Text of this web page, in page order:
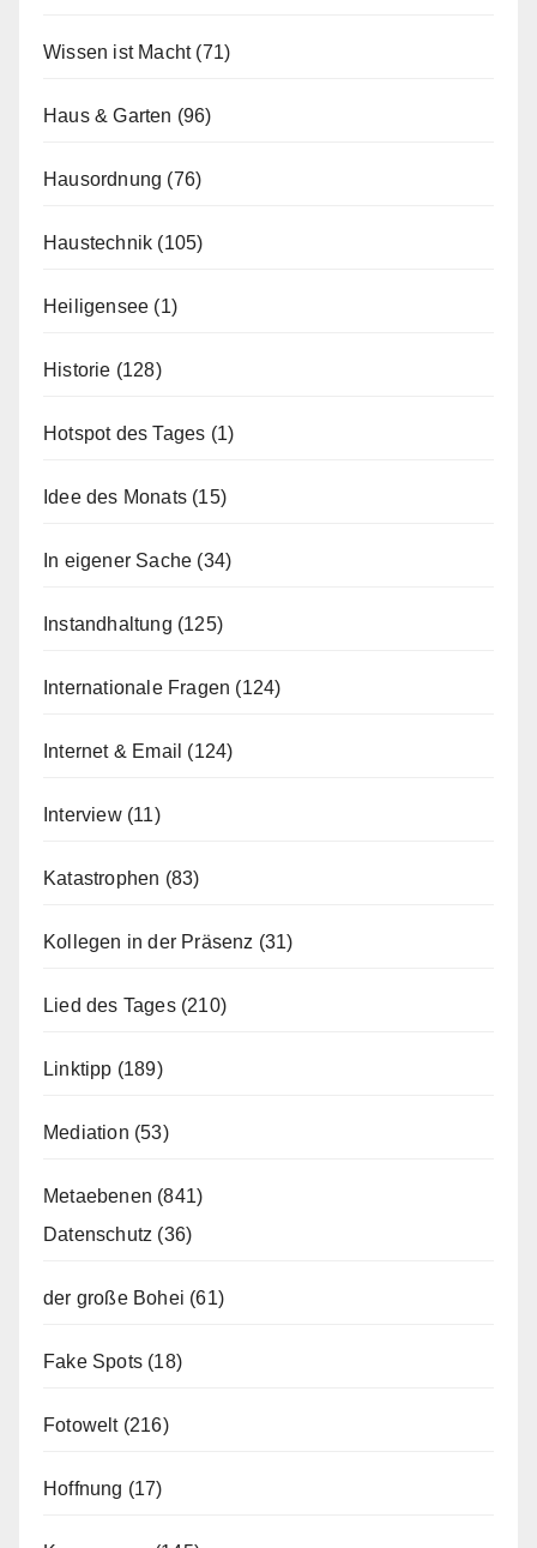
Wissen ist Macht(71)
Haus & Garten (96)
Hausordnung (76)
Haustechnik (105)
Heiligensee (1)
Historie (128)
Hotspot des Tages (1)
Idee des Monats (15)
In eigener Sache (34)
Instandhaltung (125)
Internationale Fragen (124)
Internet & Email (124)
Interview(11)
Katastrophen (83)
Kollegen in der Präsenz (31)
Lied des Tages(210)
Linktipp (189)
Mediation (53)
Metaebenen (841)
Datenschutz (36)
der große Bohei (61)
Fake Spots (18)
Fotowelt(216)
Hoffnung (17)